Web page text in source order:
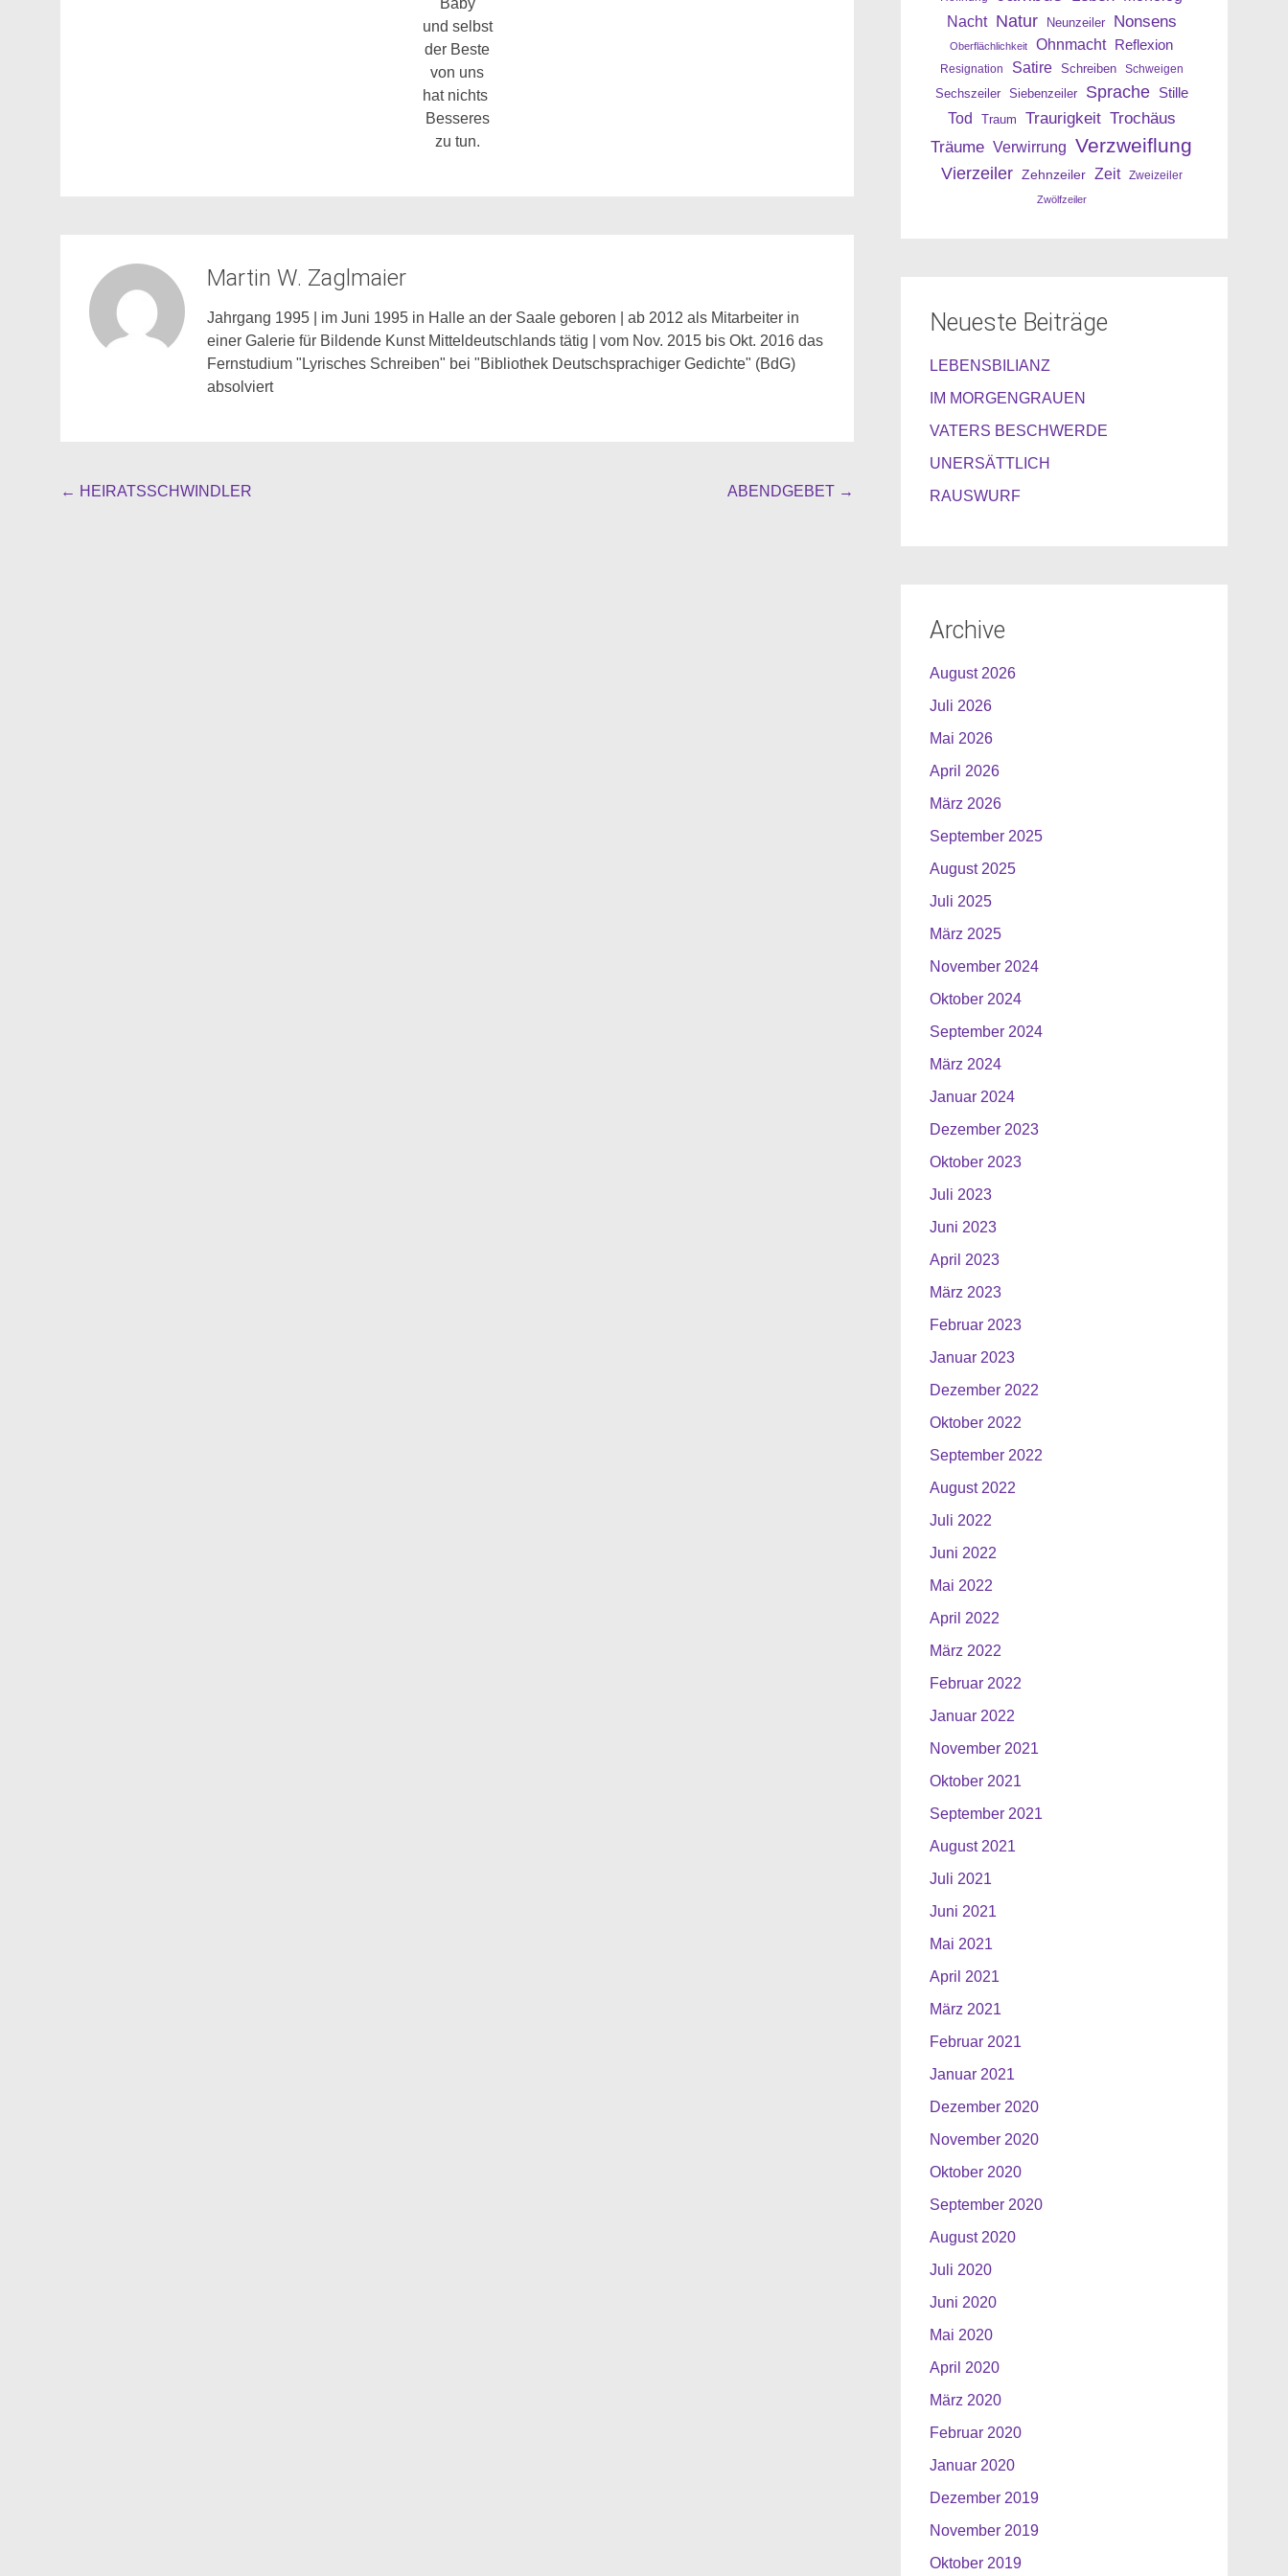
Baby
und selbst
der Beste
von uns
hat nichts
Besseres
zu tun.
Martin W. Zaglmaier
Jahrgang 1995 | im Juni 1995 in Halle an der Saale geboren | ab 2012 als Mitarbeiter in
einer Galerie für Bildende Kunst Mitteldeutschlands tätig | vom Nov. 2015 bis Okt. 2016 das
Fernstudium "Lyrisches Schreiben" bei "Bibliothek Deutschsprachiger Gedichte" (BdG)
absolviert
Beitragsnavigation
← HEIRATSSCHWINDLER ABENDGEBET →
Nacht Natur Neunzeiler Nonsens
Oberflächlichkeit Ohnmacht Reflexion
Resignation Satire Schreiben Schweigen
Sechszeiler Siebenzeiler Sprache Stille
Tod Traum Traurigkeit Trochäus
Träume Verwirrung Verzweiflung
Vierzeiler Zehnzeiler Zeit Zweizeiler
Zwölfzeiler
Neueste Beiträge
LEBENSBILIANZ
IM MORGENGRAUEN
VATERS BESCHWERDE
UNERSÄTTLICH
RAUSWURF
Archive
August 2026
Juli 2026
Mai 2026
April 2026
März 2026
September 2025
August 2025
Juli 2025
März 2025
November 2024
Oktober 2024
September 2024
März 2024
Januar 2024
Dezember 2023
Oktober 2023
Juli 2023
Juni 2023
April 2023
März 2023
Februar 2023
Januar 2023
Dezember 2022
Oktober 2022
September 2022
August 2022
Juli 2022
Juni 2022
Mai 2022
April 2022
März 2022
Februar 2022
Januar 2022
November 2021
Oktober 2021
September 2021
August 2021
Juli 2021
Juni 2021
Mai 2021
April 2021
März 2021
Februar 2021
Januar 2021
Dezember 2020
November 2020
Oktober 2020
September 2020
August 2020
Juli 2020
Juni 2020
Mai 2020
April 2020
März 2020
Februar 2020
Januar 2020
Dezember 2019
November 2019
Oktober 2019